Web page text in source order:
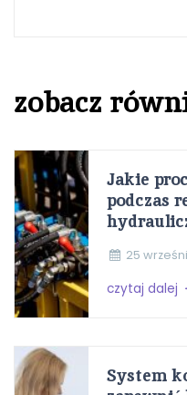
zobacz
Jakie
podczas
25
czytaj dalej
System